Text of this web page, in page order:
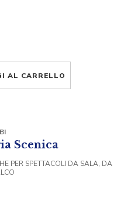
AL CARRELLO
Scenica
PER SPETTACOLI DA SALA, DA